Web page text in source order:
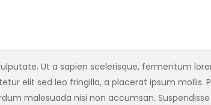
Ut a sapien scelerisque, fermentum
elit sed leo fringilla, a placerat ipsum mollis.
malesuada nisi non accumsan.